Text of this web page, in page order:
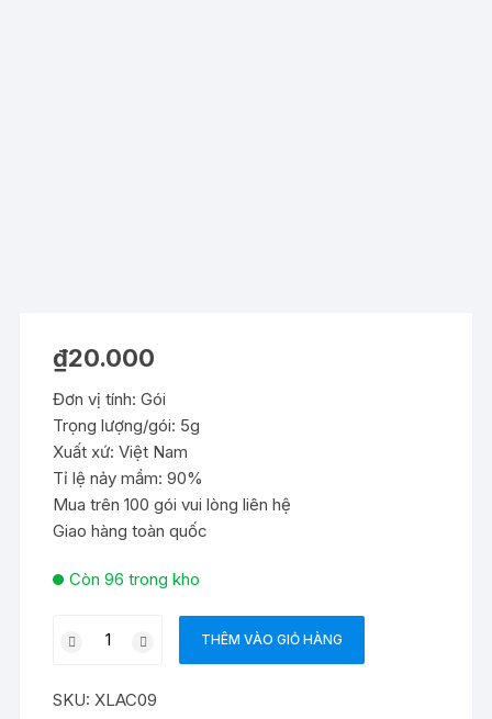
₫20.000
Đơn vị tính: Gói
Trọng lượng/gói: 5g
Xuất xứ: Việt Nam
Tỉ lệ nảy mầm: 90%
Mua trên 100 gói vui lòng liên hệ
Giao hàng toàn quốc
Còn 96 trong kho
giống
lách
THÊM VÀO GIỎ HÀNG
SKU: XLAC09